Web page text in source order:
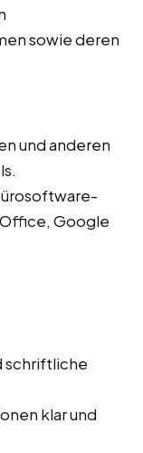
sowie deren
und anderen
Google
schriftliche
klar und